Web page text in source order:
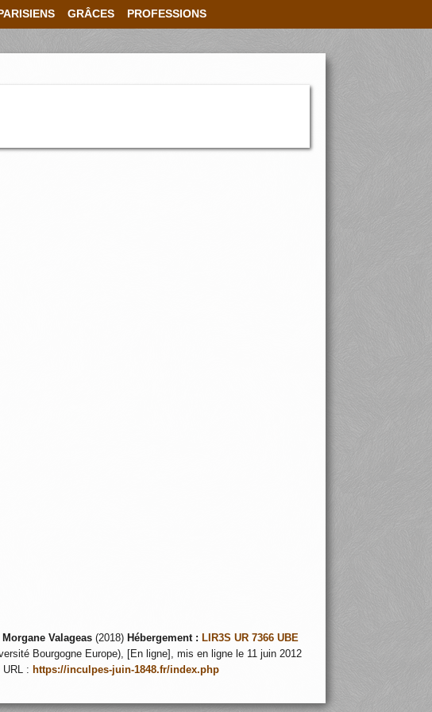
GRÂCES PROFESSIONS
Morgane Valageas(2018) Hébergement : LIR3S UR 7366 UBE
Bourgogne Europe), [En ligne], mis en ligne le 11 juin 2012
URL : https://inculpes-juin-1848.fr/index.php